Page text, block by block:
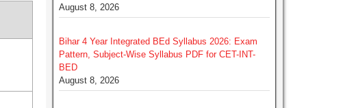
August 8, 2026
Bihar 4 Year Integrated BEd Syllabus 2026: Exam
Pattern, Subject-Wise Syllabus PDF for CET-INT-
BED
August 8, 2026